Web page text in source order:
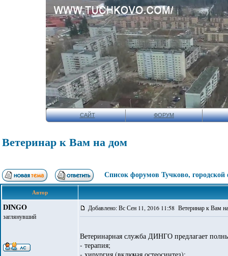
САЙТ ФОРУМ
Ветеринар к Вам на дом
Список форумов Тучково,
Автор
DINGO
заглянувший
Добавлено: Вс Сен 11, 2016 11:58 Ветеринар к Вам
Ветеринарная служба ДИНГО предлагает
- терапия;